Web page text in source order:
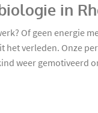
in
Of geen energie
het verleden. Onze
weer gemotiveerd